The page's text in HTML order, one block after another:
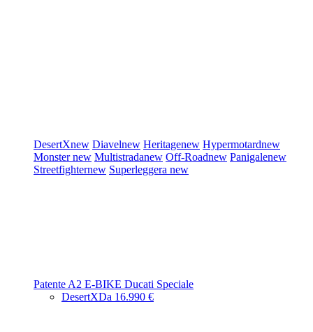
DesertXnew Diavelnew Heritagenew Hypermotardnew
Monsternew Multistradanew Off-Roadnew Panigalenew
Streetfighternew Superleggera new
Patente A2 E-BIKE Ducati Speciale
DesertXDa 16.990 €